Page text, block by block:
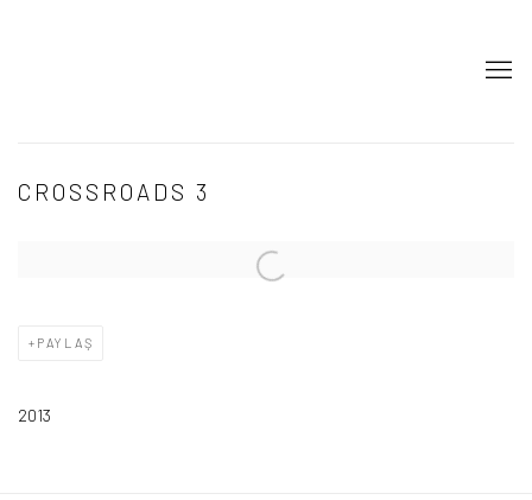
CROSSROADS 3
Open a larger version of the following image in a popup:
PAYLAŞ
2013